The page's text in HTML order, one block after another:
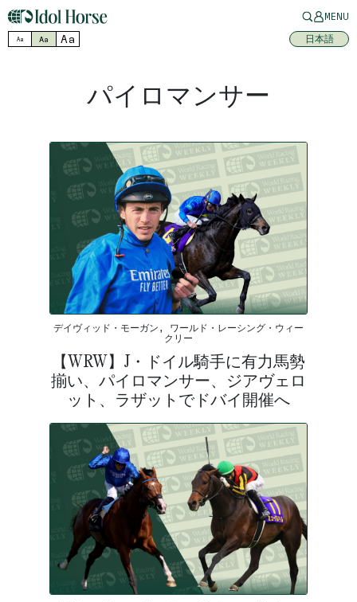
MENU
Aa Aa Aa 日本語
パイロマンサー
デイヴィッド・モーガン, ワールド・レーシング・ウィー
クリー
【WRW】J・ドイル騎手に有力馬勢
揃い、パイロマンサー、ジアヴェロ
ット、ラザットでドバイ開催へ